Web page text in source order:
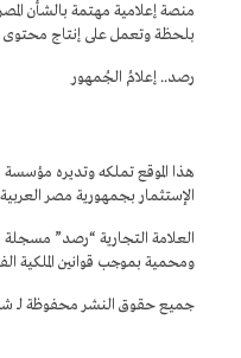
منصة إعلامية مهتمة بالشأن
بلحظة وتعمل على إنتاج
رصد.. إعلامُ الجُمهور
هذا الموقع تملكه وتديره
الإستثمار بجمهورية مصر
العلامة التجارية “رصد” مسجلة
ومحمية بموجب قوانين الملكية
جميع حقوق النشر محفوظة لـ شبكة